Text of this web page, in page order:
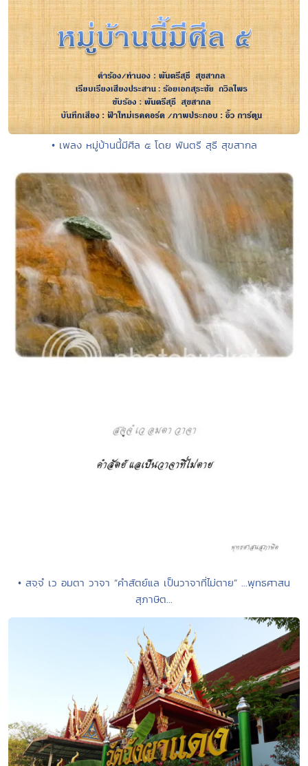
• เพลง หมู่บ้านนี้มีศีล ๕ โดย พันตรี สุธี สุขสากล
• สจฺจํ เว อมตา วาจา “คำสัตย์แล เป็นวาจาที่ไม่ตาย” ...พุทธศาสน
สุภาษิต...